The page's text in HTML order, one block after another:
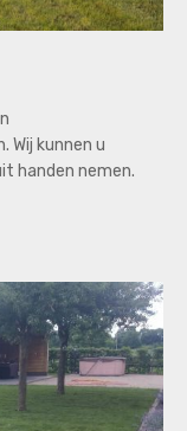
Wij kunnen u
handen nemen.